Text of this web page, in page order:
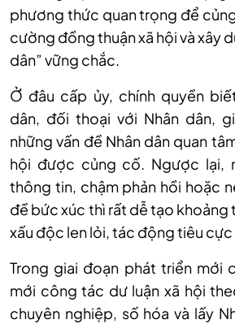
phương thức quan trọng để
cường đồng thuận xã hội và xây
dân” vững chắc.
Ở đâu cấp ủy, chính quyền
dân, đối thoại với Nhân dân,
những vấn đề Nhân dân quan
hội được củng cố. Ngược lại,
thông tin, chậm phản hồi hoặc
đề bức xúc thì rất dễ tạo
xấu độc len lỏi, tác động tiêu cực
Trong giai đoạn phát triển mới
mới công tác dư luận xã hội
chuyên nghiệp, số hóa và lấy